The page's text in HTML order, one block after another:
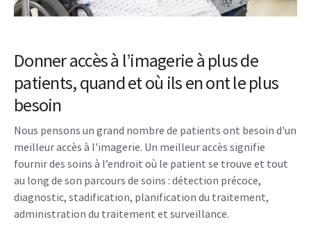
Donner accès à l’imagerie à plus de
patients, quand et où ils en ont le plus
besoin
Nous pensons un grand nombre de patients ont besoin d'un
meilleur accès à l'imagerie. Un meilleur accès signifie
fournir des soins à l’endroit où le patient se trouve et tout
au long de son parcours de soins : détection précoce,
diagnostic, stadification, planification du traitement,
administration du traitement et surveillance.